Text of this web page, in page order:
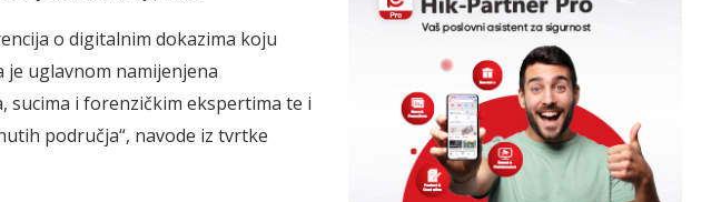
o digitalnim dokazima koju
je uglavnom namijenjena
sucima i forenzičkim ekspertima te i
područja“, navode iz tvrtke